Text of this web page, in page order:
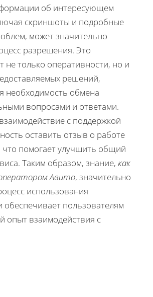
об интересующем
скриншоты и подробные
может значительно
разрешения. Это
не только оперативности, но и
решений,
необходимость обмена
вопросами и ответами.
с поддержкой
оставить отзыв о работе
что помогает улучшить общий
Таким образом, знание, как
Авито, значительно
использования
пользователям
опыт взаимодействия с